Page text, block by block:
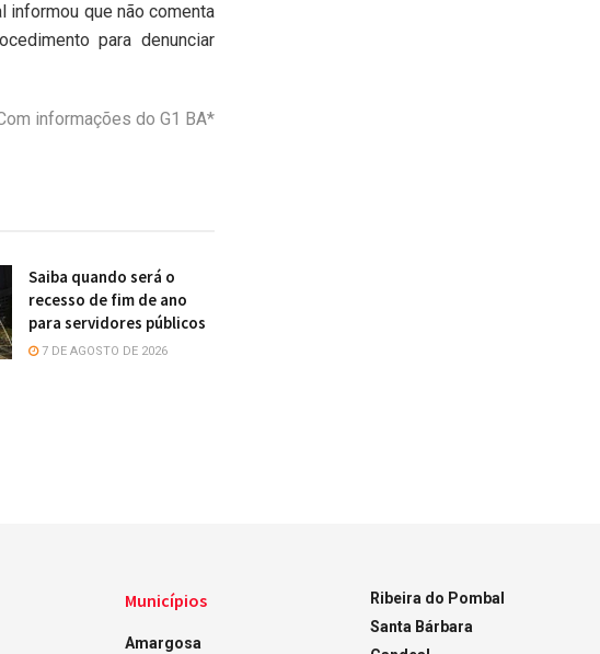
informou que não comenta
para denunciar
informações do G1 BA*
Saiba quando será o
recesso de fim de ano
para servidores públicos
7 DE AGOSTO DE 2026
Municípios
Amargosa
Ribeira do Pombal
Santa Bárbara